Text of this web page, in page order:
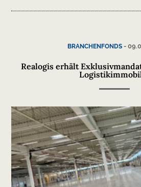
BRANCHENFONDS-
Realogis erhält